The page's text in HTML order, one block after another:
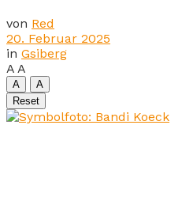
von Red
20. Februar 2025
in Gsiberg
A A
A
A
Reset